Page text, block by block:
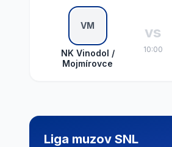
VM
NK Vinodol /
Mojmírovce
vs
10:00
Liga muzov SNL